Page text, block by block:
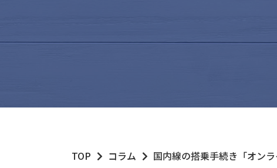
TOP コラム 国内線の搭乗手続き「オン